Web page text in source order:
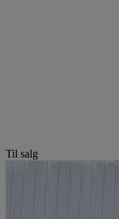
Til salg